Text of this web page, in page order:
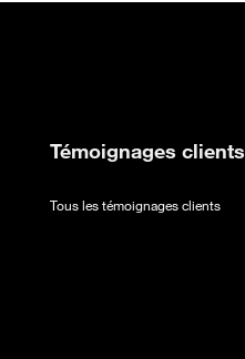
Témoignages clients
Tous les témoignages clients